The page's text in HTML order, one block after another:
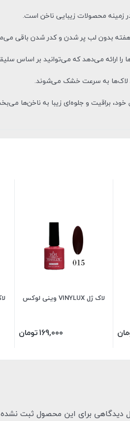
لاک ژل VINYLUX وینی لوکس
169,000تومان
دیدگاهی برای این محصول ثبت نشده